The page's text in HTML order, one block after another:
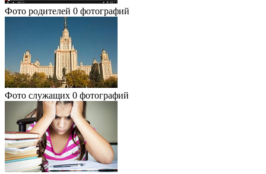
Фото родителей 0 фотографий
Фото служащих 0 фотографий